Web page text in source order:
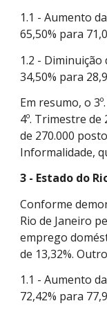
1.1 - Aumento
65,50% para
1.2 - Diminuição
34,50% para
Em resumo, o
4º. Trimestre
de 270.000
Informalidade,
3 - Estado do
Conforme
Rio de Janeiro
emprego
de 13,32%.
1.1 - Aumento
72,42% para